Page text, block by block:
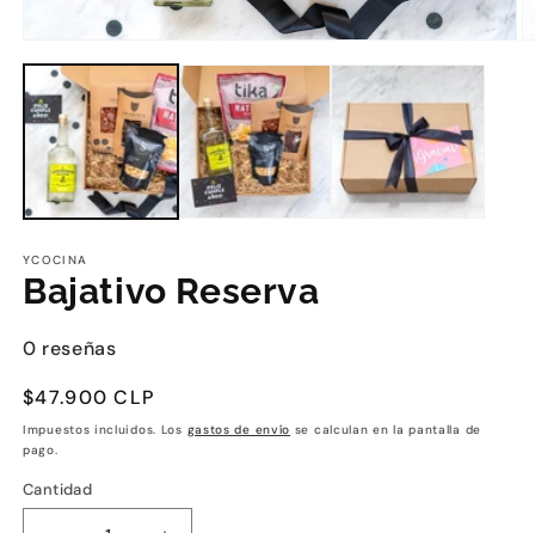
YCOCINA
Bajativo Reserva
0 reseñas
Precio
habitual
$47.900 CLP
Impuestos incluidos. Los gastos de envío se calculan en la pantalla de
pago.
Cantidad